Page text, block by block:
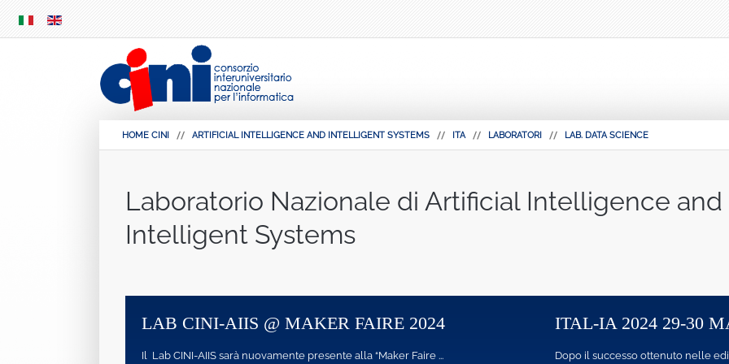
MENU
HOME CINI ARTIFICIAL INTELLIGENCE AND INTELLIGENT SYSTEMS ITA LABORATORI LAB. DATA SCIENCE
Laboratorio Nazionale di Artificial Intelligence and
Intelligent Systems
LAB CINI-AIIS @ MAKER FAIRE 2024
Il Lab CINI-AIIS sarà nuovamente presente alla “Maker Faire ...
ITAL-IA 2024 29-30
Dopo il successo ottenuto nelle edizioni